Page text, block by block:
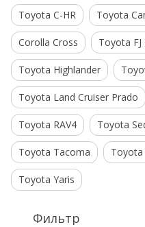
Toyota C-HR Toyota
Corolla Cross Toyota FJ
Toyota Highlander
Toyota Land Cruiser Prado
Toyota RAV4 Toyota
Toyota Tacoma Toyota
Toyota Yaris
Фильтр